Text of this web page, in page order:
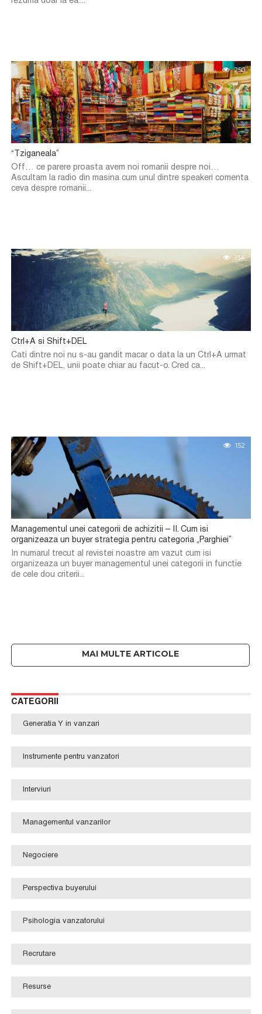
250
“Tziganeala”
Off… ce parere proasta avem noi romanii despre noi…
Ascultam la radio din masina cum unul dintre speakeri comenta
ceva despre romanii...
134
Ctrl+A si Shift+DEL
Cati dintre noi nu s-au gandit macar o data la un Ctrl+A urmat
de Shift+DEL, unii poate chiar au facut-o. Cred ca...
152
Managementul unei categorii de achizitii – II. Cum isi
organizeaza un buyer strategia pentru categoria „Parghiei”
In numarul trecut al revistei noastre am vazut cum isi
organizeaza un buyer managementul unei categorii in functie
de cele dou criterii...
CATEGORII
Generatia Y in vanzari
Instrumente pentru vanzatori
Interviuri
Managementul vanzarilor
Negociere
Perspectiva buyerului
Psihologia vanzatorului
Recrutare
Resurse